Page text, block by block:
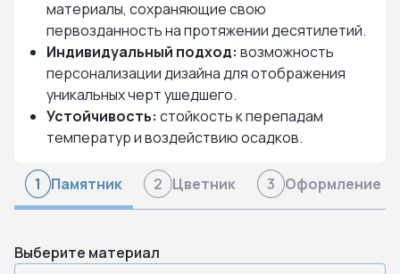
материалы, сохраняющие свою
первозданность на протяжении десятилетий.
Индивидуальный подход: возможность
персонализации дизайна для отображения
уникальных черт ушедшего.
Устойчивость: стойкость к перепадам
температур и воздействию осадков.
1 Памятник 2 Цветник 3 Оформление
Выберите материал